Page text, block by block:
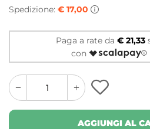
Spedizione: € 17,00
Paga a rate da € 21,33
con
quantity
button
quantity
minus
button
AGGIUNGI AL